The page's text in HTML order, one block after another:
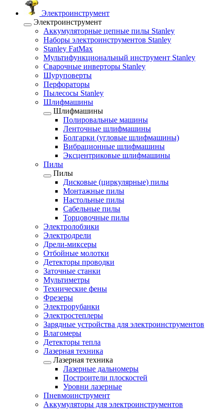
Электроинструмент
Электроинструмент
Аккумуляторные цепные пилы Stanley
Наборы электроинструментов Stanley
Stanley FatMax
Мультифункциональный инструмент Stanley
Сварочные инверторы Stanley
Шуруповерты
Перфораторы
Пылесосы Stanley
Шлифмашины
Шлифмашины
Полировальные машины
Ленточные шлифмашины
Болгарки (угловые шлифмашины)
Вибрационные шлифмашины
Эксцентриковые шлифмашины
Пилы
Пилы
Дисковые (циркулярные) пилы
Монтажные пилы
Настольные пилы
Сабельные пилы
Торцовочные пилы
Электролобзики
Электродрели
Дрели-миксеры
Отбойные молотки
Детекторы проводки
Заточные станки
Мультиметры
Технические фены
Фрезеры
Электрорубанки
Электростеплеры
Зарядные устройства для электроинструментов
Влагомеры
Детекторы тепла
Лазерная техника
Лазерная техника
Лазерные дальномеры
Построители плоскостей
Уровни лазерные
Пневмоинструмент
Аккумуляторы для электроинструментов